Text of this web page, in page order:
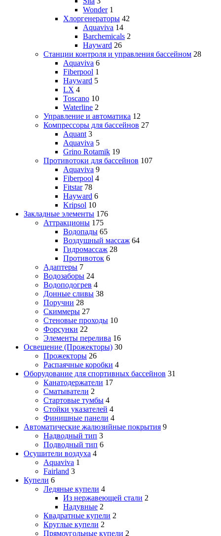
Wonder 1
Хлоргенераторы 42
Aquaviva 14
Barchemicals 2
Hayward 26
Станции контроля и управления бассейном 28
Aquaviva 6
Fiberpool 1
Hayward 5
LX 4
Toscano 10
Waterline 2
Управление и автоматика 12
Компрессоры для бассейнов 27
Aquant 3
Aquaviva 5
Grino Rotamik 19
Противотоки для бассейнов 107
Aquaviva 9
Fiberpool 4
Fitstar 78
Hayward 6
Kripsol 10
Закладные элементы 176
Аттракционы 175
Водопады 65
Воздушный массаж 64
Гидромассаж 28
Противоток 6
Адаптеры 7
Водозаборы 24
Водоподогрев 4
Донные сливы 38
Поручни 28
Скиммеры 27
Стеновые проходы 10
Форсунки 22
Элементы перелива 16
Освещение (Прожекторы) 30
Прожекторы 26
Распаячные коробки 4
Оборудование для спортивных бассейнов 31
Канатодержатели 17
Сматыватели 2
Стартовые тумбы 4
Стойки указателей 4
Финишные панели 4
Автоматические жалюзийные покрытия 9
Надводный тип 3
Подводный тип 6
Осушители воздуха 4
Aquaviva 1
Fairland 3
Купели 6
Ледяные купели 4
Из нержавеющей стали 2
Надувные 2
Квадратные купели 2
Круглые купели 2
Прямоугольные купели 2